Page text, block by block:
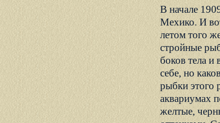
В начале
Мехико. И
летом того
стройные
боков тела
себе, но
рыбки этого
аквариумах
желтые,